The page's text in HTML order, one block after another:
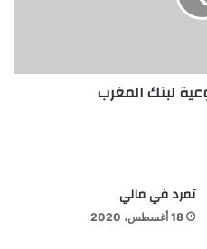
لبنك المغرب
تمرد في مالي
18 أغسطس، 2020